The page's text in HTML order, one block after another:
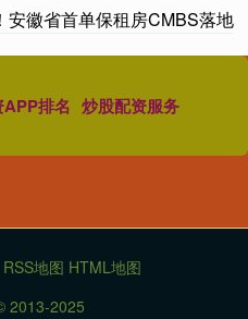
安徽省首单保租房CMBS落地
排名 炒股配资服务
RSS地图 HTML地图
2013-2025